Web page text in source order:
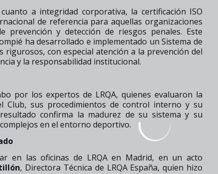
a integridad corporativa, la certificación ISO
de referencia para aquellas organizaciones
prevención y detección de riesgos penales. Este
ha desarrollado e implementado un Sistema de
con especial atención a la prevención del
y la responsabilidad institucional.
por los expertos de LRQA, quienes evaluaron la
Club, sus procedimientos de control interno y su
confirma la madurez de su sistema y su
en el entorno deportivo.
en las oficinas de LRQA en Madrid, en un acto
, Directora Técnica de LRQA España, quien hizo